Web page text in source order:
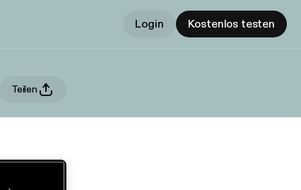
Login Kostenlos testen
Teilen